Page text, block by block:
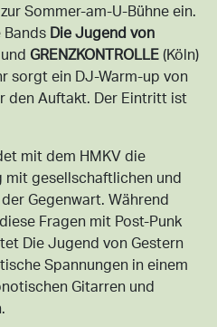
Sommer-am-U-Bühne ein.
Die Jugend von
GRENZKONTROLLE(Köln)
sorgt ein DJ-Warm-up von
den Auftakt. Der Eintritt ist
mit dem HMKV die
mit gesellschaftlichen und
Gegenwart. Während
diese Fragen mit Post-Punk
Die Jugend von Gestern
Spannungen in einem
Gitarren und